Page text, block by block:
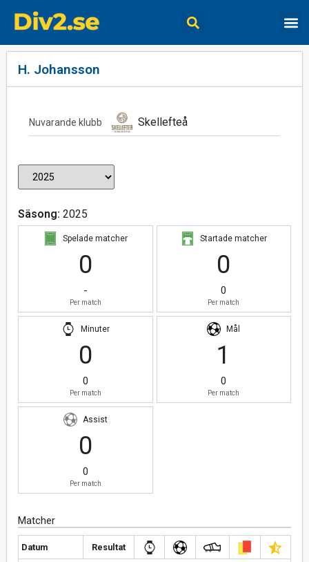
H. Johansson
Nuvarande klubb Skellefteå
Säsong: 2025
Spelade matcher
0
-
Per match
Startade matcher
0
0
Per match
Minuter
0
0
Per match
Mål
1
0
Per match
Assist
0
0
Per match
Matcher
Datum Resultat